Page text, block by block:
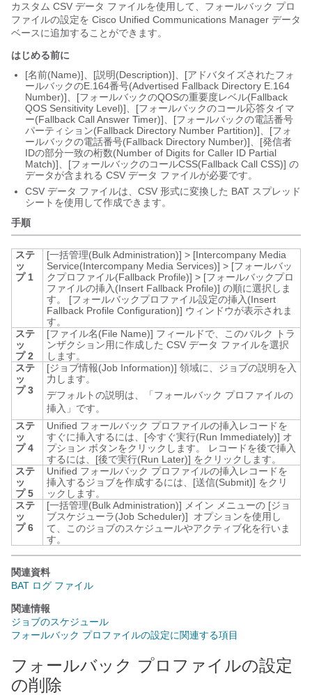
カスタム CSV データ ファイルを使用して、フォールバック プロ
ファイルの設定を Cisco Unified Communications Manager データ
ベースに追加することができます。
はじめる前に
[名前(Name)]、[説明(Description)]、[アドバタイズされたフォ
ールバックのE.164番号(Advertised Fallback Directory E.164
Number)]、[フォールバックのQOSの重要度レベル(Fallback
QOS Sensitivity Level)]、[フォールバックのコール応答タイマ
ー(Fallback Call Answer Timer)]、[フォールバックの電話番号
パーティション(Fallback Directory Number Partition)]、[フォ
ールバックの電話番号(Fallback Directory Number)]、[発信者
IDの部分一致の桁数(Number of Digits for Caller ID Partial
Match)]、[フォールバックのコールCSS(Fallback Call CSS)] の
データが含まれる CSV データ ファイルが必要です。
CSV データ ファイルは、CSV 形式に変換した BAT スプレッド
シートを使用して作成できます。
手順
ステ
ッ
プ 1
[一括管理(Bulk Administration)] > [Intercompany Media
Service(Intercompany Media Services)] > [フォールバッ
クプロファイル(Fallback Profile)] > [フォールバックプロ
ファイルの挿入(Insert Fallback Profile)] の順に選択しま
す。 [フォールバックプロファイル設定の挿入(Insert
Fallback Profile Configuration)] ウィンドウが表示されま
す。
ステ
ッ
プ 2
[ファイル名(File Name)] フィールドで、このバルク トラ
ンザクション用に作成した CSV データ ファイルを選択
します。
ステ
ッ
プ 3
[ジョブ情報(Job Information)] 領域に、ジョブの説明を入
力します。
デフォルトの説明は、「フォールバック プロファイルの
挿入」です。
ステ
ッ
プ 4
Unified フォールバック プロファイルの挿入レコードを
すぐに挿入するには、 [今すぐ実行(Run Immediately)] オ
プション ボタンをクリックします。 レコードを後で挿入
するには、 [後で実行(Run Later)] をクリックします。
ステ
ッ
プ 5
Unified フォールバック プロファイルの挿入レコードを
挿入するジョブを作成するには、 [送信(Submit)] をクリ
ックします。
ステ
ッ
プ 6
[一括管理(Bulk Administration)] メイン メニューの [ジョ
ブスケジューラ(Job Scheduler)]
オプションを使用し
て、このジョブのスケジュールやアクティブ化を行いま
す。
関連資料
BAT ログ ファイル
関連情報
ジョブのスケジュール
フォールバック プロファイルの設定に関連する項目
フォールバック プロファイルの設定
の削除